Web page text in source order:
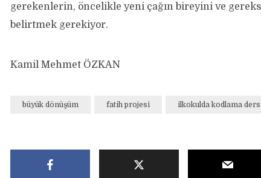
gerekenlerin, öncelikle yeni çağın bireyini ve
belirtmek gerekiyor.
Kamil Mehmet ÖZKAN
büyük dönüşüm fatih projesi ilkokulda kodlama